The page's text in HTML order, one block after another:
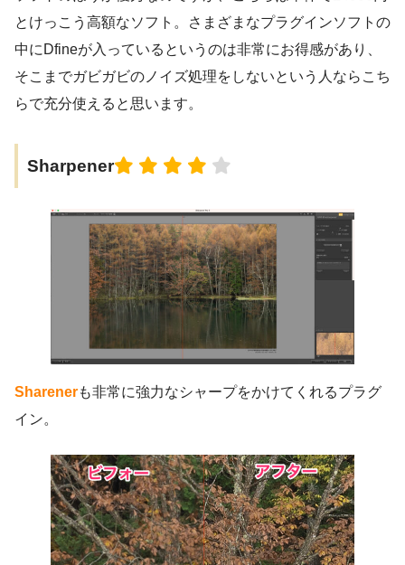
とけっこう高額なソフト。さまざまなプラグインソフトの
中にDfineが入っているというのは非常にお得感があり、
そこまでガビガビのノイズ処理をしないという人ならこち
らで充分使えると思います。
Sharpener
Sharenerも非常に強力なシャープをかけてくれるプラグ
イン。